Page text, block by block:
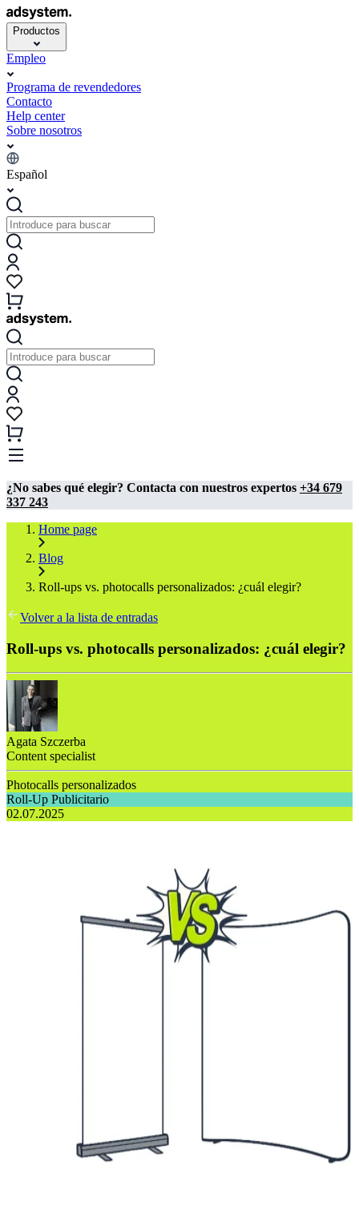
Productos
Empleo
Programa de revendedores
Contacto
Help center
Sobre nosotros
Español
¿No sabes qué elegir? Contacta con nuestros expertos +34 679
337 243
Home page
Blog
Roll-ups vs. photocalls personalizados: ¿cuál elegir?
Volver a la lista de entradas
Roll-ups vs. photocalls personalizados: ¿cuál elegir?
Agata Szczerba
Content specialist
Photocalls personalizados
Roll-Up Publicitario
02.07.2025